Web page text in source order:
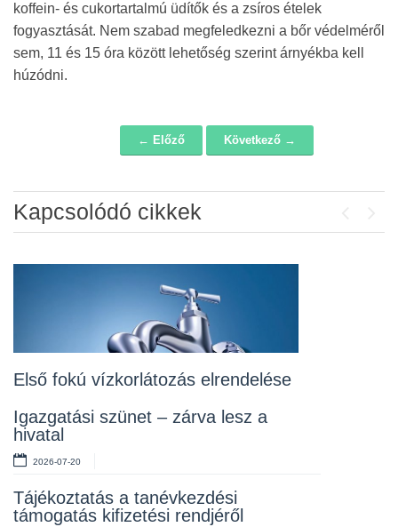
koffein- és cukortartalmú üdítők és a zsíros ételek
fogyasztását. Nem szabad megfeledkezni a bőr védelméről
sem, 11 és 15 óra között lehetőség szerint árnyékba kell
húzódni.
← Előző Következő →
Kapcsolódó cikkek
Első fokú vízkorlátozás elrendelése
Igazgatási szünet – zárva lesz a
hivatal
2026-07-20
Tájékoztatás a tanévkezdési
támogatás kifizetési rendjéről
Álláspályázat – konyhai kisegítő
Lakossági fórum az Erzsébet téri
2026-07-10
Rendelet kihirdetése
2026-07-10
Álláspályázat – takarító
2026-07-06